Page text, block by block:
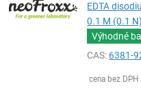
EDTA
0.1 M (0.1
Výhodné
CAS:6381-
cena bez DPH